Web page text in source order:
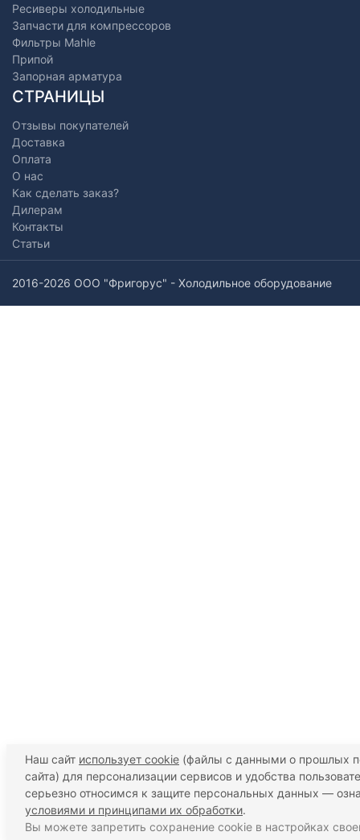
Ресиверы холодильные
Запчасти для компрессоров
Фильтры Mahle
Припой
Запорная арматура
СТРАНИЦЫ
Отзывы покупателей
Доставка
Оплата
О нас
Как сделать заказ?
Дилерам
Контакты
Статьи
2016-2026 ООО "Фригорус" - Холодильное оборудование
Наш сайт использует cookie (файлы с данными о прошлых
сайта) для персонализации сервисов и удобства
серьезно относимся к защите персональных данных —
условиями и принципами их обработки.
Вы можете запретить сохранение cookie в настройках